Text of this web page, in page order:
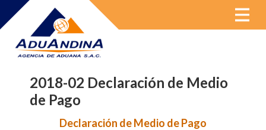
MENU
2018-02 Declaración de Medio
de Pago
Declaración de Medio de Pago